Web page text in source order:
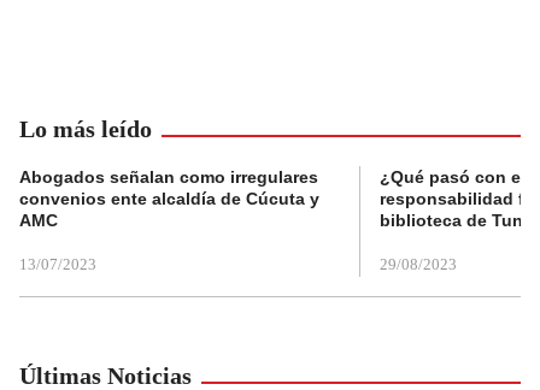
Lo más leído
Abogados señalan como irregulares
convenios ente alcaldía de Cúcuta y
AMC
13/07/2023
¿Qué pasó con el
responsabilidad
biblioteca de
29/08/2023
Últimas Noticias